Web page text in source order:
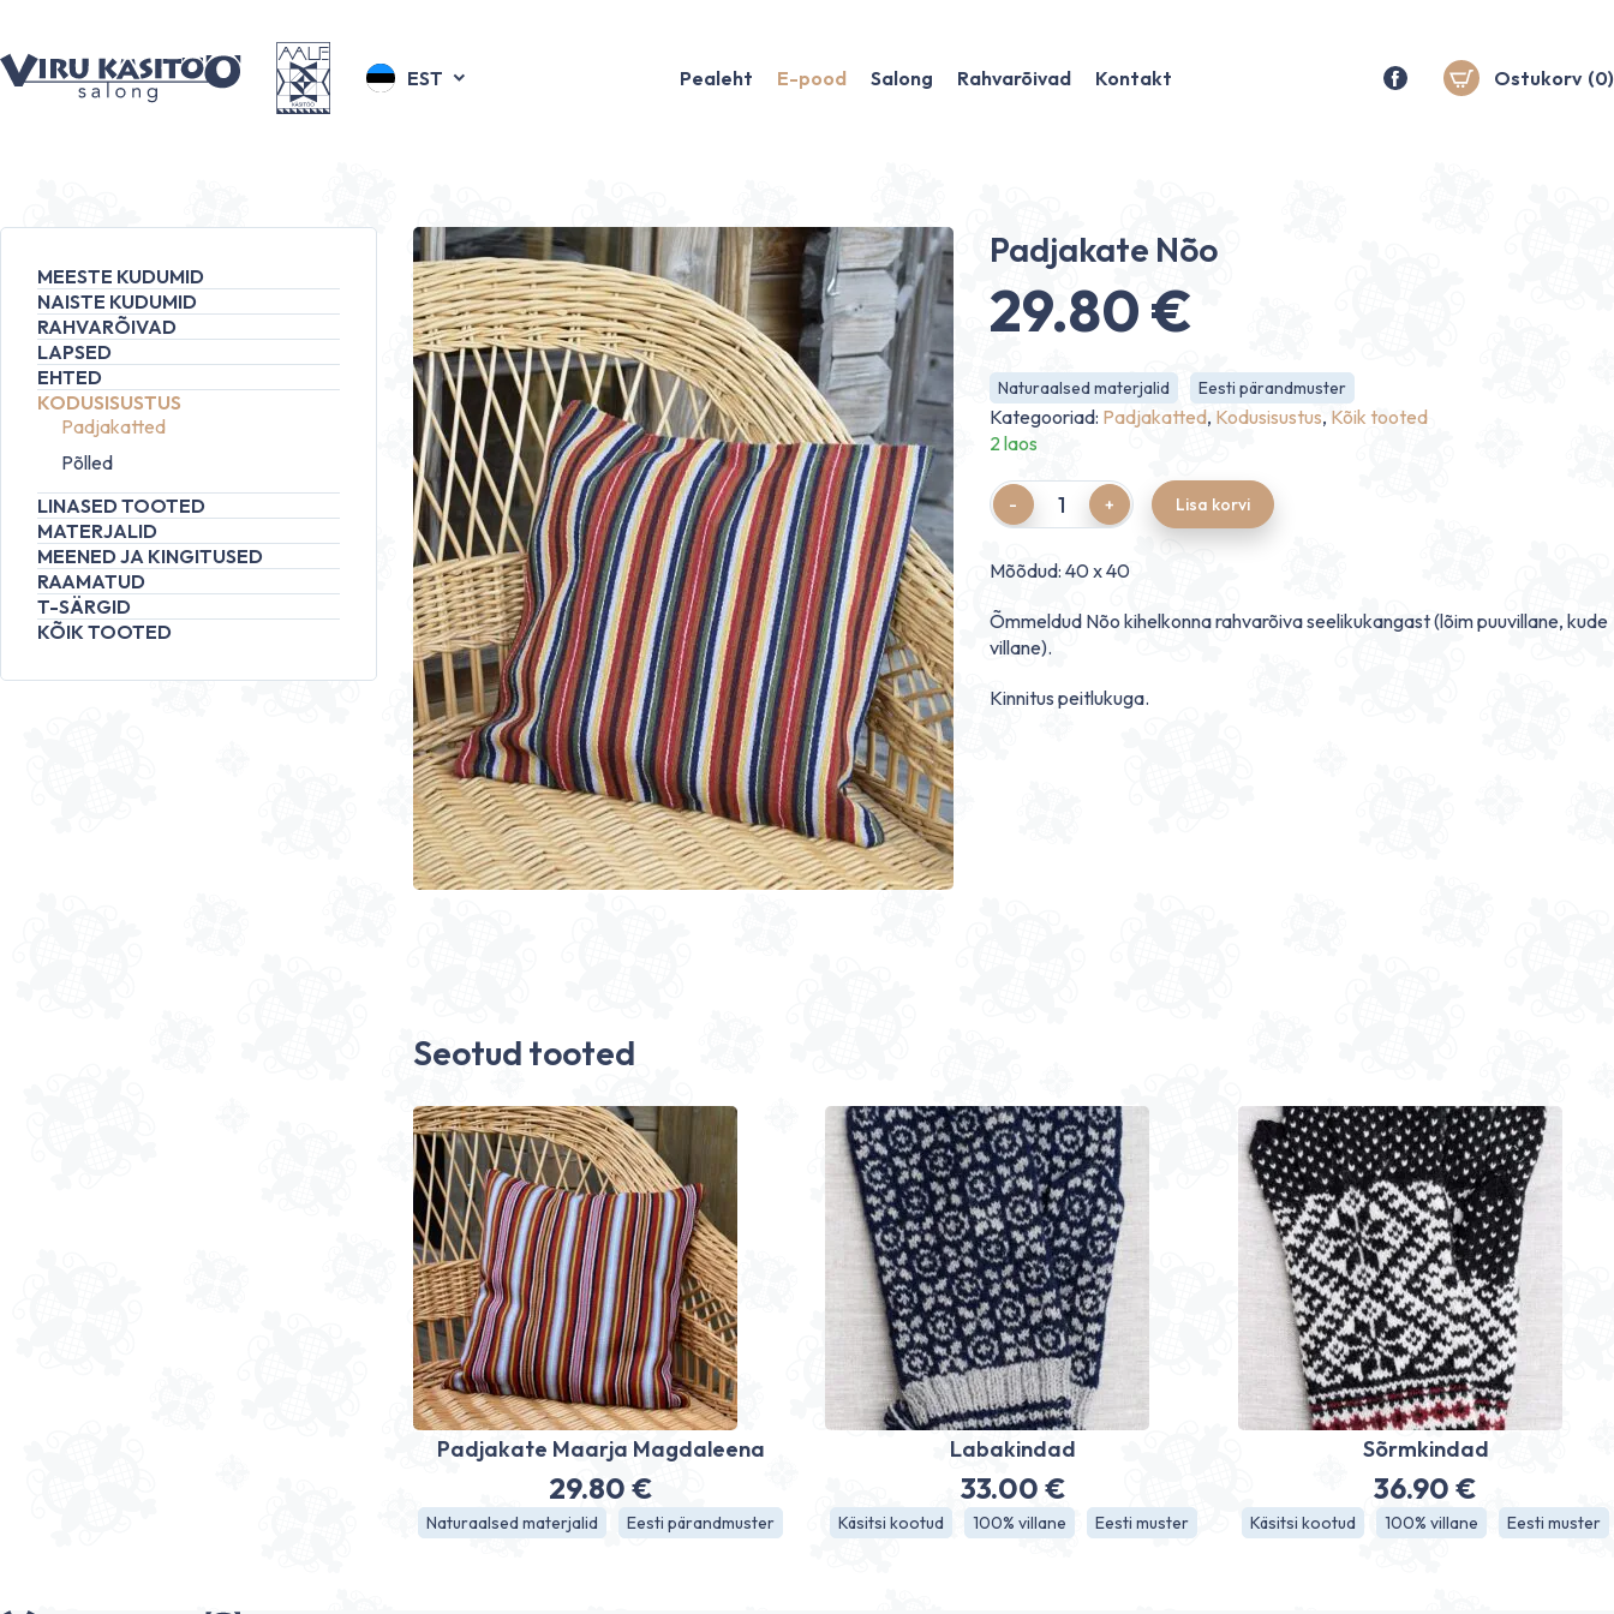
EST Pealeht E-pood Salong Rahvarõivad Kontakt Ostukorv (0)
MEESTE KUDUMID
NAISTE KUDUMID
RAHVARÕIVAD
LAPSED
EHTED
KODUSISUSTUS
Padjakatted
Põlled
LINASED TOOTED
MATERJALID
MEENED JA KINGITUSED
RAAMATUD
T-SÄRGID
KÕIK TOOTED
Padjakate Nõo
29.80€
Naturaalsed materjalid Eesti pärandmuster
Kategooriad: Padjakatted, Kodusisustus, Kõik tooted
2 laos
Quantity Lisa korvi
Mõõdud: 40 x 40
Õmmeldud Nõo kihelkonna rahvarõiva seelikukangast (lõim puuvillane, kude
villane).
Kinnitus peitlukuga.
Seotud tooted
Padjakate Maarja Magdaleena
29.80 €
Naturaalsed materjalid Eesti pärandmuster
Labakindad
33.00 €
Käsitsi kootud 100% villane Eesti muster
Sõrmkindad
36.90€
Käsitsi kootud 100% villane Eesti muster